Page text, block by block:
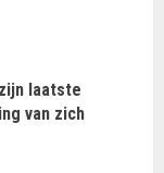
laatste
van zich